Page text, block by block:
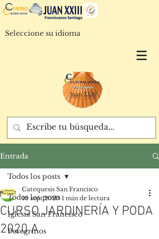
Seleccione su idioma
Entrada
Todos los posts
Iglesia San Francisco
Peregrinos
Todos los posts
CURSO JARDINERÍA Y PODA
2020 A
Catequesis San Francisco
10 sept 2020 1 min de lectura